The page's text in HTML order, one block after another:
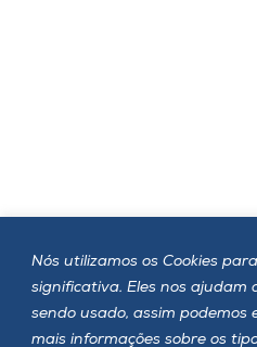
Nós utilizamos os Cookies
significativa. Eles nos ajudam
sendo usado, assim
mais informações sobre os